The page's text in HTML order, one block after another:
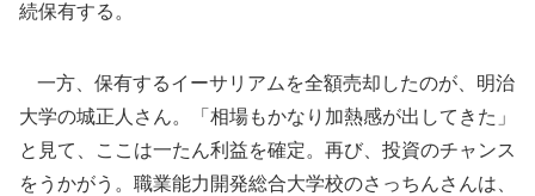
続保有する。
一方、保有するイーサリアムを全額売却したのが、明治
大学の城正人さん。「相場もかなり加熱感が出してきた」
と見て、ここは一たん利益を確定。再び、投資のチャンス
をうかがう。職業能力開発総合大学校のさっちんさんは、